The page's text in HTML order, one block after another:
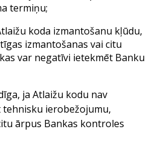
termiņu;
koda izmantošanu kļūdu,
izmantošanas vai citu
var negatīvi ietekmēt Banku
ja Atlaižu kodu nav
ierobežojumu,
ārpus Bankas kontroles